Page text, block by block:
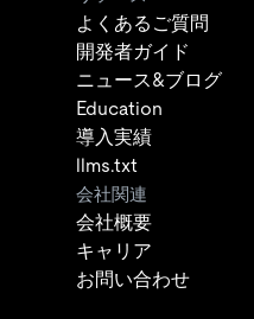
よくあるご質問
開発者ガイド
ニュース&ブログ
Education
導入実績
llms.txt
会社関連
会社概要
キャリア
お問い合わせ